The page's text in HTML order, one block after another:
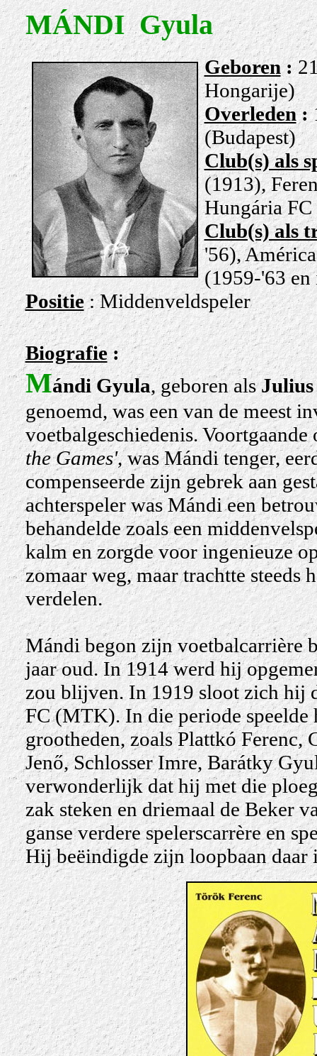
MÁNDI Gyula
Geboren:
Hongarije)
Overleden:
(Budapest)
Club(s) als
(1913),
Hungária
Club(s) als
'56),
(1959-'63
Positie : Middenveldspeler
Biografie:
Mándi Gyula, geboren als
genoemd, was een van de meest
voetbalgeschiedenis.
the Games', was Mándi tenger,
compenseerde zijn gebrek aan
achterspeler was Mándi een
behandelde zoals een
kalm en zorgde voor ingenieuze
zomaar weg, maar trachtte steeds
verdelen.
Mándi begon zijn voetbalcarrière
jaar oud. In 1914 werd hij
zou blijven. In 1919 sloot zich hij
FC (MTK). In die periode speelde
grootheden, zoals Plattkó Ferenc,
Jenő, Schlosser Imre, Barátky
verwonderlijk dat hij met die
zak steken en driemaal de Beker
ganse verdere spelerscarrère en
Hij beëindigde zijn loopbaan daar